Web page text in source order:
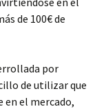
de 100€ de
por
de utilizar que
el mercado,